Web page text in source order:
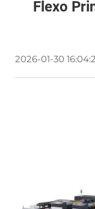
Flexo
2026-01-30